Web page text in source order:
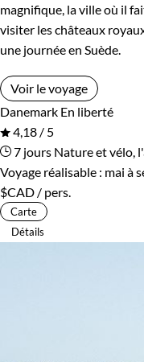
magnifique, la ville où il
visiter les châteaux
une journée en Suède.
Voir le voyage
Danemark En liberté
4,18 / 5
7 jours Nature et vélo,
Voyage réalisable : mai à
$CAD / pers.
Carte
Détails